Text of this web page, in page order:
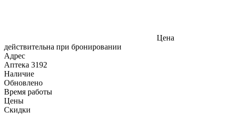
Цена
действительна при бронировании
Адрес
Аптека 3192
Наличие
Обновлено
Время работы
Цены
Скидки